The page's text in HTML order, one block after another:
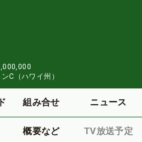
C（ハワイ州）
組み合せ ニュース
概要など TV放送予定